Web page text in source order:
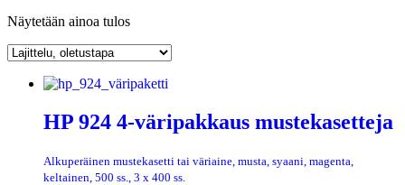
Näytetään ainoa tulos
HP 924 4-väripakkaus mustekasetteja
Alkuperäinen mustekasetti tai väriaine, musta, syaani, magenta,
keltainen, 500 ss., 3 x 400 ss.